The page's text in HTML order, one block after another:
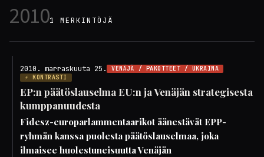
20101 MERKINTÖJÄ
2010. marraskuuta 25.
VENÄJÄ / PAKOTTEET / UKRAINA
⚡ KONTRASTI
EP:n päätöslauselma EU:n ja Venäjän strategisesta
kumppanuudesta
Fidesz-europarlammentaarikot äänestävät EPP-
ryhmän kanssa puolesta päätöslauselmaa, joka
ilmaisee huolestuneisuutta Venäjän